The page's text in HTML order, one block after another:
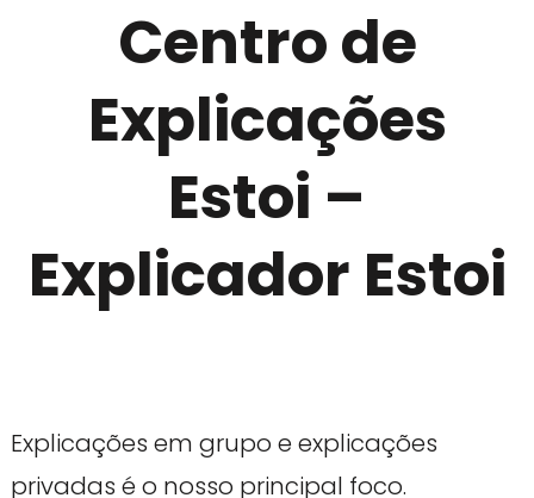
Centro de
Explicações
Estoi –
Explicador Estoi
Explicações em grupo e explicações
privadas é o nosso principal foco.